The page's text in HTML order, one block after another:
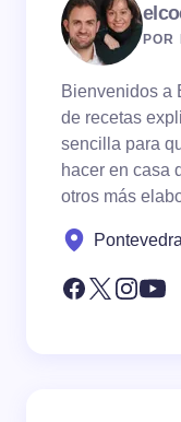
POR
Bienvenidos a
de recetas
sencilla para
hacer en casa
otros más